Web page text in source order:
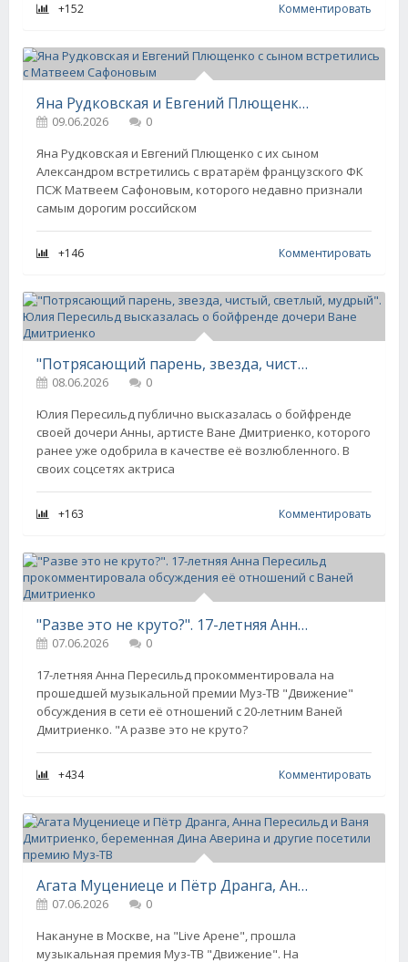
+152 Комментировать
Яна Рудковская и Евгений Плющенко с сыном встретились с Матвеем Сафоновым
09.06.2026
0
Яна Рудковская и Евгений Плющенко с их сыном
Александром встретились с вратарём французского ФК
ПСЖ Матвеем Сафоновым, которого недавно признали
самым дорогим российском
+146 Комментировать
"Потрясающий парень, звезда, чистый, светлый, мудрый". Юлия Пересильд высказалась о бойфренде дочери Ване Дмитриенко
08.06.2026
0
Юлия Пересильд публично высказалась о бойфренде
своей дочери Анны, артисте Ване Дмитриенко, которого
ранее уже одобрила в качестве её возлюбленного. В
своих соцсетях актриса
+163 Комментировать
"Разве это не круто?". 17-летняя Анна Пересильд прокомментировала обсуждения её отношений с Ваней Дмитриенко
07.06.2026
0
17-летняя Анна Пересильд прокомментировала на
прошедшей музыкальной премии Муз-ТВ "Движение"
обсуждения в сети её отношений с 20-летним Ваней
Дмитриенко. "А разве это не круто?
+434 Комментировать
Агата Муцениеце и Пётр Дранга, Анна Пересильд и Ваня Дмитриенко, беременная Дина Аверина и другие посетили премию Муз-ТВ
07.06.2026
0
Накануне в Москве, на "Live Арене", прошла
музыкальная премия Муз-ТВ "Движение". На